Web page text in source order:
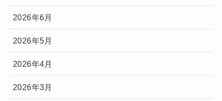
2026年6月
2026年5月
2026年4月
2026年3月